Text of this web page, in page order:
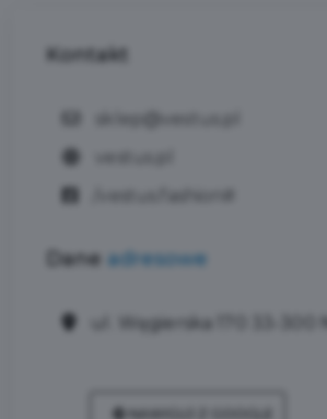
Kontakt
Dane adresowe
ul. Węgierska 170 33-300